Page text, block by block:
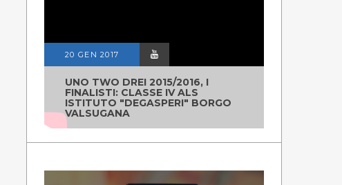
20 GEN 2017
UNO TWO DREI 2015/2016, I
FINALISTI: CLASSE IV ALS
ISTITUTO "DEGASPERI" BORGO
VALSUGANA